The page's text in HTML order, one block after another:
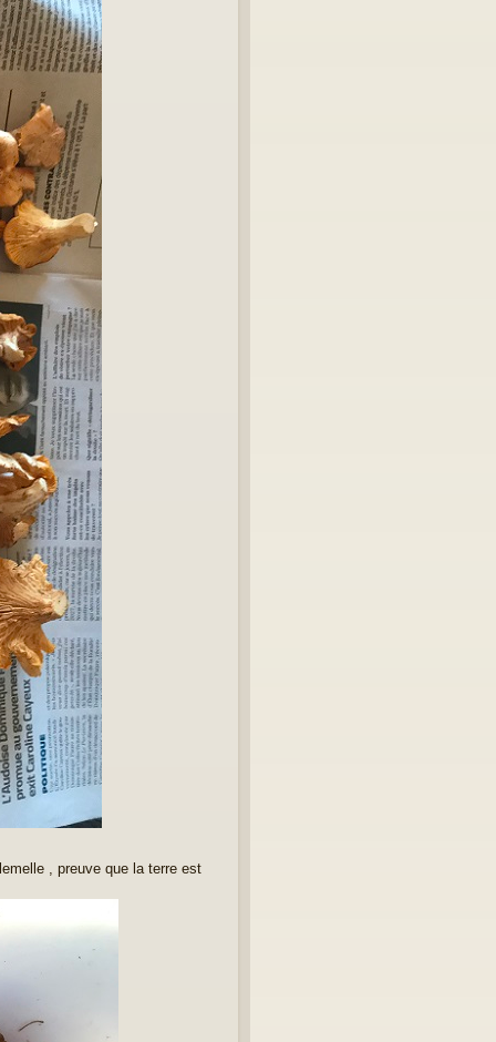
, preuve que la terre est